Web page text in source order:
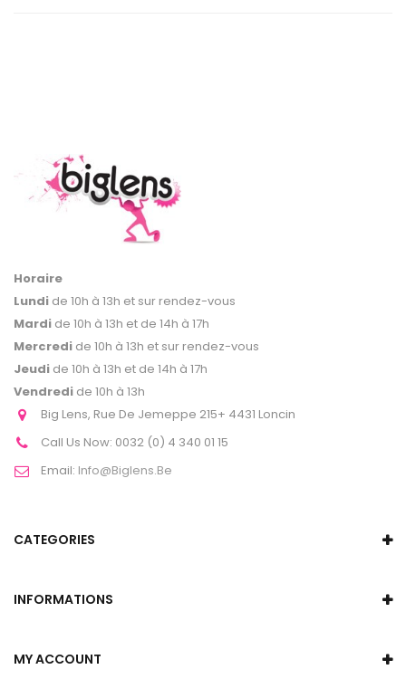
Horaire
Lundi de 10h à 13h et sur rendez-vous
Mardi de 10h à 13h et de 14h à 17h
Mercredi de 10h à 13h et sur rendez-vous
Jeudi de 10h à 13h et de 14h à 17h
Vendredi de 10h à 13h
Big Lens, Rue De Jemeppe 215+ 4431 Loncin
Call Us Now: 0032 (0) 4 340 01 15
Email: Info@biglens.be
CATEGORIES
INFORMATIONS
MY ACCOUNT